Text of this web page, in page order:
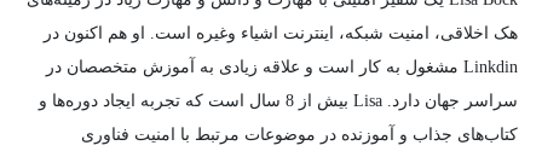
هک اخلاقی، امنیت شبکه، اینترنت اشیاء وغیره است. او هم اکنون در
Linkdin مشغول به کار است و علاقه زیادی به آموزش متخصصان در
سراسر جهان دارد. Lisa بیش از 8 سال است که تجربه ایجاد دوره‌ها و
کتاب‌های جذاب و آموزنده در موضوعات مرتبط با امنیت فناوری